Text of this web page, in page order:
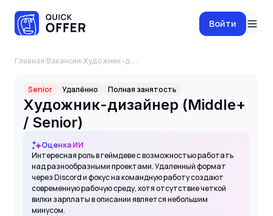
Войти
Главная·Вакансии· Художник-дизайнер (Middle+ / Senior)
Senior Удалённо Полная занятость
Художник-дизайнер (Middle+
/ Senior)
Оценка ИИ
Интересная роль в геймдеве с возможностью работать
над разнообразными проектами. Удаленный формат
через Discord и фокус на командную работу создают
современную рабочую среду, хотя отсутствие четкой
вилки зарплаты в описании является небольшим
минусом.